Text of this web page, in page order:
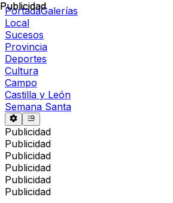
PortadaGalerías
Local
Sucesos
Provincia
Deportes
Cultura
Campo
Castilla y León
Semana Santa
Publicidad
Publicidad
Publicidad
Publicidad
Publicidad
Publicidad
Publicidad
Publicidad